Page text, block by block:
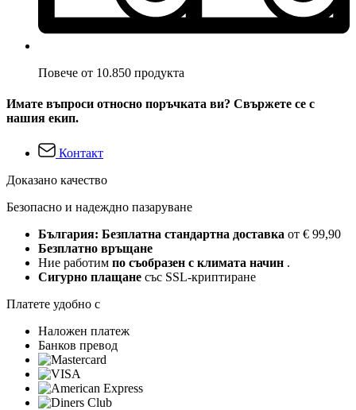
Повече от 10.850 продукта
Имате въпроси относно поръчката ви? Свържете се с
нашия екип.
Контакт
Доказано качество
Безопасно и надеждно пазаруване
България: Безплатна стандартна доставка от € 99,90
Безплатно връщане
Ние работим по съобразен с климата начин .
Сигурно плащане със SSL-криптиране
Платете удобно с
Наложен платеж
Банков превод